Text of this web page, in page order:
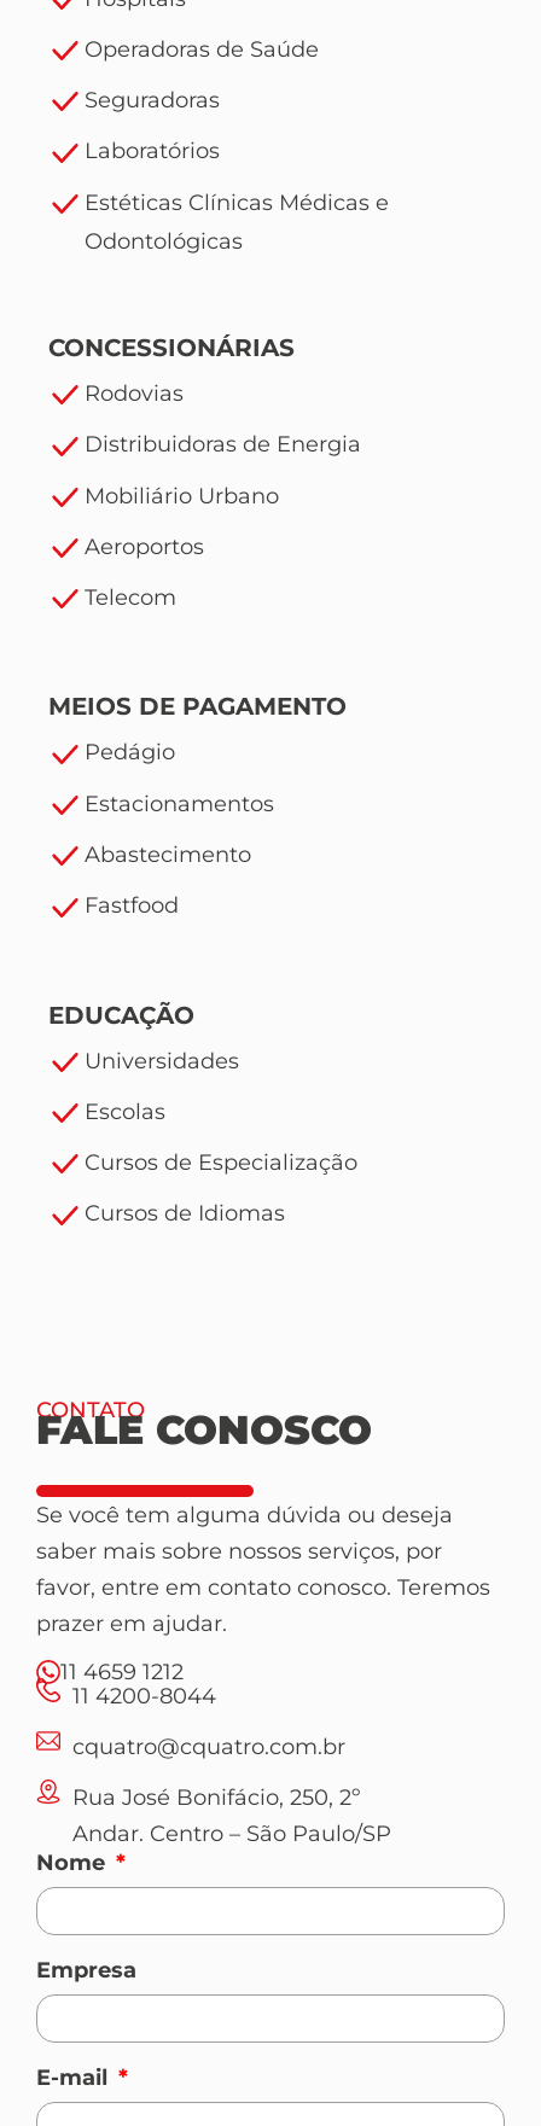
Operadoras de Saúde
Seguradoras
Laboratórios
Estéticas Clínicas Médicas e
Odontológicas
CONCESSIONÁRIAS
Rodovias
Distribuidoras de Energia
Mobiliário Urbano
Aeroportos
Telecom
MEIOS DE PAGAMENTO
Pedágio
Estacionamentos
Abastecimento
Fastfood
EDUCAÇÃO
Universidades
Escolas
Cursos de Especialização
Cursos de Idiomas
CONTATO
FALE CONOSCO
Se você tem alguma dúvida ou deseja
saber mais sobre nossos serviços, por
favor, entre em contato conosco. Teremos
prazer em ajudar.
11 4659 1212
11 4200-8044
cquatro@cquatro.com.br
Rua José Bonifácio, 250, 2º
Andar. Centro – São Paulo/SP
Nome
Empresa
E-mail